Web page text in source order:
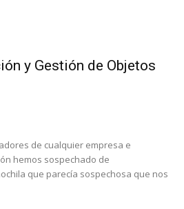
y Gestión de Objetos
de cualquier empresa e
hemos sospechado de
que parecía sospechosa que nos